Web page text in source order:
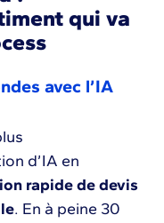
qui va
avec l’IA
d’IA en
rapide de devis
. En à peine 30